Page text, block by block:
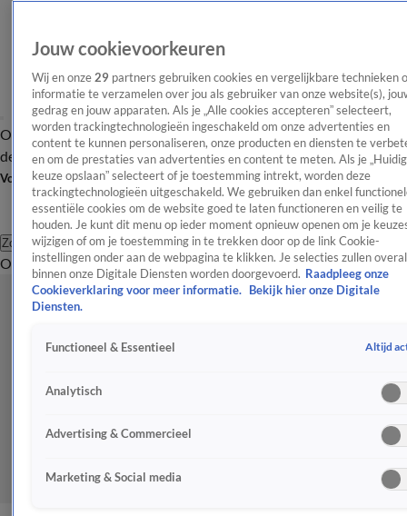
OverzichtAfleveringen Entertainment TV Algemeen
Tip
de redactieNieuwsbrief
Volg Shownieuws
Zoeken
OverzichtEntertainmentSpraakmakendRealityCrimeVideo's
Jouw cookievoorkeuren
Wij en onze 29 partners gebruiken cookies en vergelijkbare technieken
informatie te verzamelen over jou als gebruiker van onze website(s),
gedrag en jouw apparaten. Als je „Alle cookies accepteren” selecteert,
worden trackingtechnologieën ingeschakeld om onze advertenties en
content te kunnen personaliseren, onze producten en diensten te
en om de prestaties van advertenties en content te meten. Als je
keuze opslaan” selecteert of je toestemming intrekt, worden deze
trackingtechnologieën uitgeschakeld. We gebruiken dan enkel
essentiële cookies om de website goed te laten functioneren en veilig te
houden. Je kunt dit menu op ieder moment opnieuw openen om je
wijzigen of om je toestemming in te trekken door op de link Cookie-
instellingen onder aan de webpagina te klikken. Je selecties zullen overal
binnen onze Digitale Diensten worden doorgevoerd. Raadpleeg onze
Cookieverklaring voor meer informatie.
Bekijk hier onze Digitale
Diensten.
Functioneel & Essentieel Altijd
Analytisch
Advertising & Commercieel
Marketing & Social media